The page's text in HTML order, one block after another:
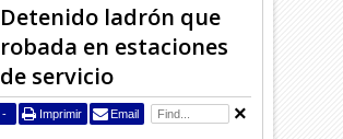
Detenido ladrón que
robada en estaciones
de servicio
- Imprimir Email